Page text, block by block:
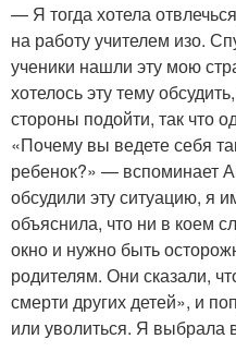
— Я тогда хотела
на работу учителем изо.
ученики нашли эту мою
хотелось эту тему
стороны подойти, так что
«Почему вы ведете себя
ребенок?» — вспоминает
обсудили эту ситуацию, я
объяснила, что ни в коем
окно и нужно быть
родителям. Они сказали,
смерти других детей», и
или уволиться. Я выбрала